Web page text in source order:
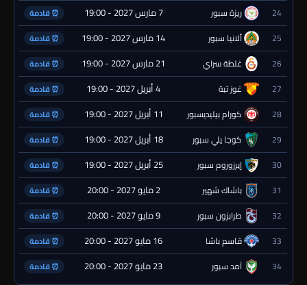
24 ريزة سبور 7 مارس 2027 - 19:00 ⏰ قادمة
25 ألانيا سبور 14 مارس 2027 - 19:00 ⏰ قادمة
26 غلطة سراي 21 مارس 2027 - 19:00 ⏰ قادمة
27 غوز تبة 4 أبريل 2027 - 19:00 ⏰ قادمة
28 كورام بيليديسبور 11 أبريل 2027 - 19:00 ⏰ قادمة
29 كوجا يلي سبور 18 أبريل 2027 - 19:00 ⏰ قادمة
30 إيرزوروم سبور 25 أبريل 2027 - 19:00 ⏰ قادمة
31 باشاك شهير 2 مايو 2027 - 20:00 ⏰ قادمة
32 طرابزون سبور 9 مايو 2027 - 20:00 ⏰ قادمة
33 قاسم باشا 16 مايو 2027 - 20:00 ⏰ قادمة
34 آمد سبور 23 مايو 2027 - 20:00 ⏰ قادمة